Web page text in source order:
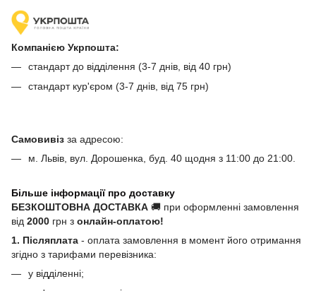
Компанією Укрпошта:
стандарт до відділення (3-7 днів, від 40 грн)
стандарт кур'єром (3-7 днів, від 75 грн)
Самовивіз за адресою:
м. Львів, вул. Дорошенка, буд. 40 щодня з 11:00 до 21:00.
Більше інформації про доставку
БЕЗКОШТОВНА ДОСТАВКА 🚚 при оформленні замовлення
від 2000 грн з онлайн-оплатою!
1. Післяплата - оплата замовлення в момент його отримання
згідно з тарифами перевізника:
у відділенні;